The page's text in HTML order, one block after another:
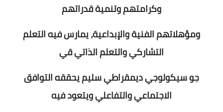
وكرامتهم وتنمية قدراتهم
ومؤهلاتهم الفنية والإبداعية، يمارس فيه التعلم
التشاركي والتعلم الذاتي قي
جو سيكولوجي ديمقراطي سليم يحققه التوافق
الاجتماعي والتفاعلي ويتعود فيه